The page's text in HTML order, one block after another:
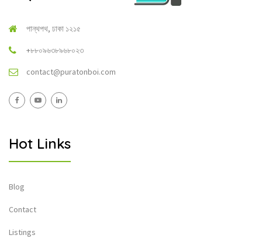
পান্থপথ, ঢাকা ১২১৫
+৮৮০৯৬৩৮৯৬৮০২৩
contact@puratonboi.com
Hot Links
Blog
Contact
Listings